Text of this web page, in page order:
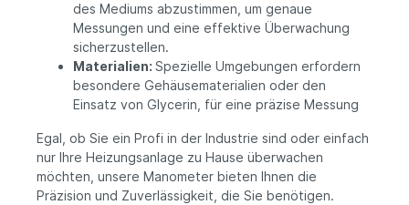
des Mediums abzustimmen, um genaue
Messungen und eine effektive Überwachung
sicherzustellen.
Materialien: Spezielle Umgebungen erfordern
besondere Gehäusematerialien oder den
Einsatz von Glycerin, für eine präzise Messung
Egal, ob Sie ein Profi in der Industrie sind oder einfach
nur Ihre Heizungsanlage zu Hause überwachen
möchten, unsere Manometer bieten Ihnen die
Präzision und Zuverlässigkeit, die Sie benötigen.